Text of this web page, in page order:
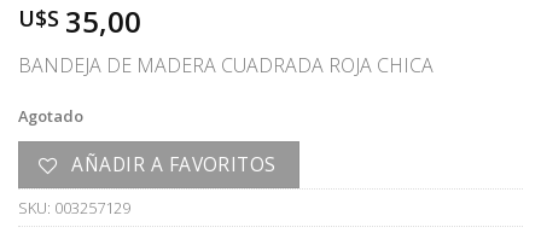
U$S 35,00
BANDEJA DE MADERA CUADRADA ROJA CHICA
Agotado
AÑADIR A FAVORITOS
SKU: 003257129